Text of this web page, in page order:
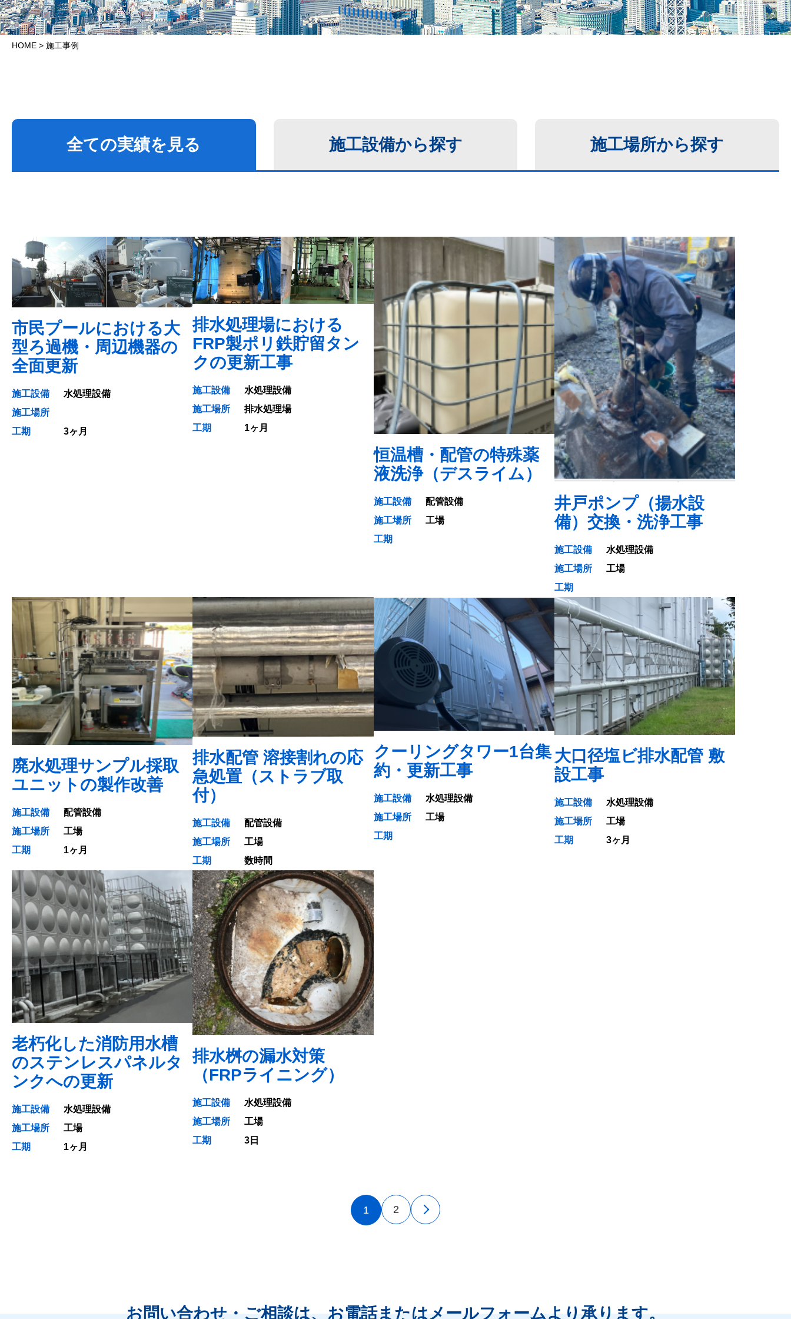
HOME > 施工事例
全ての実績を見る 施工設備から探す 施工場所から探す
市民プールにおける大
型ろ過機・周辺機器の
全面更新
施工設備
水処理設備
施工場所
工期
3ヶ月
排水処理場における
FRP製ポリ鉄貯留タン
クの更新工事
施工設備
水処理設備
施工場所
排水処理場
工期
1ヶ月
恒温槽・配管の特殊薬
液洗浄（デスライム）
施工設備
配管設備
施工場所
工場
工期
井戸ポンプ（揚水設
備）交換・洗浄工事
施工設備
水処理設備
施工場所
工場
工期
廃水処理サンプル採取
ユニットの製作改善
施工設備
配管設備
施工場所
工場
工期
1ヶ月
排水配管 溶接割れの応
急処置（ストラブ取
付）
施工設備
配管設備
施工場所
工場
工期
数時間
クーリングタワー1台集
約・更新工事
施工設備
水処理設備
施工場所
工場
工期
大口径塩ビ排水配管 敷
設工事
施工設備
水処理設備
施工場所
工場
工期
3ヶ月
老朽化した消防用水槽
のステンレスパネルタ
ンクへの更新
施工設備
水処理設備
施工場所
工場
工期
1ヶ月
排水桝の漏水対策
（FRPライニング）
施工設備
水処理設備
施工場所
工場
工期
3日
1 2 ＞
お問い合わせ・ご相談は、 お電話またはメールフォームより承ります。